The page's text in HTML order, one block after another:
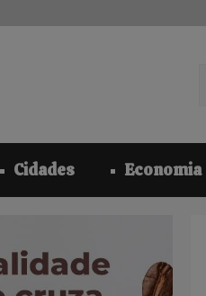
Cidades Economia